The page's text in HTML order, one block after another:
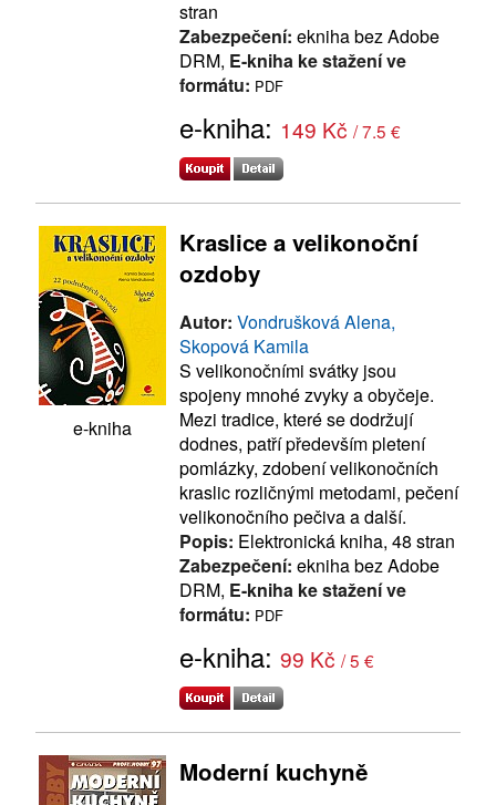
stran
Zabezpečení: ekniha bez Adobe
DRM, E-kniha ke stažení ve
formátu: PDF
e-kniha: 149 Kč / 7.5 €
e-kniha
Kraslice a velikonoční
ozdoby
Autor: Vondrušková Alena,
Skopová Kamila
S velikonočními svátky jsou
spojeny mnohé zvyky a obyčeje.
Mezi tradice, které se dodržují
dodnes, patří především pletení
pomlázky, zdobení velikonočních
kraslic rozličnými metodami, pečení
velikonočního pečiva a další.
Popis: Elektronická kniha, 48 stran
Zabezpečení: ekniha bez Adobe
DRM, E-kniha ke stažení ve
formátu: PDF
e-kniha: 99 Kč / 5 €
Moderní kuchyně